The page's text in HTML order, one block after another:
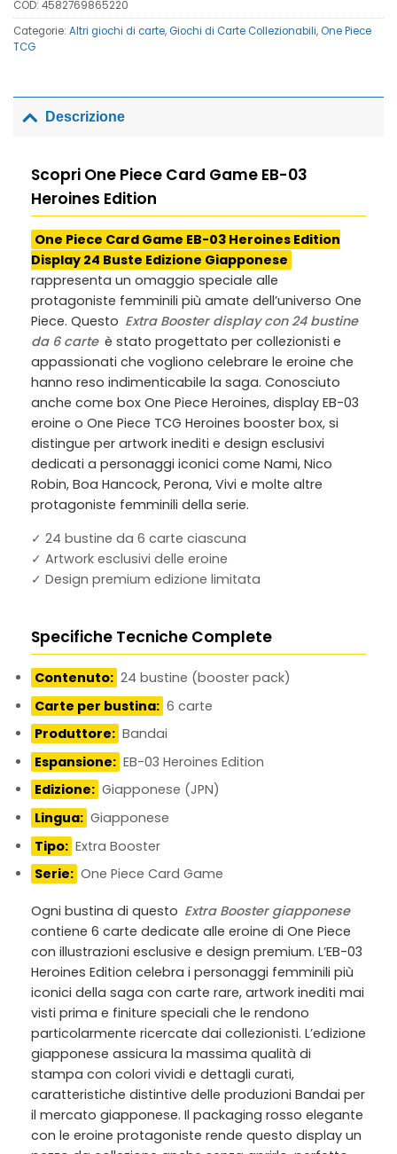
COD: 4582769865220
Categorie: Altri giochi di carte, Giochi di Carte Collezionabili, One Piece
TCG
Descrizione
Scopri One Piece Card Game EB-03
Heroines Edition
One Piece Card Game EB-03 Heroines Edition
Display 24 Buste Edizione Giapponese
rappresenta un omaggio speciale alle
protagoniste femminili più amate dell’universo One
Piece. Questo Extra Booster display con 24 bustine
da 6 carte è stato progettato per collezionisti e
appassionati che vogliono celebrare le eroine che
hanno reso indimenticabile la saga. Conosciuto
anche come box One Piece Heroines, display EB-03
eroine o One Piece TCG Heroines booster box, si
distingue per artwork inediti e design esclusivi
dedicati a personaggi iconici come Nami, Nico
Robin, Boa Hancock, Perona, Vivi e molte altre
protagoniste femminili della serie.
✓ 24 bustine da 6 carte ciascuna
✓ Artwork esclusivi delle eroine
✓ Design premium edizione limitata
Specifiche Tecniche Complete
Contenuto: 24 bustine (booster pack)
Carte per bustina: 6 carte
Produttore: Bandai
Espansione: EB-03 Heroines Edition
Edizione: Giapponese (JPN)
Lingua: Giapponese
Tipo: Extra Booster
Serie: One Piece Card Game
Ogni bustina di questo Extra Booster giapponese
contiene 6 carte dedicate alle eroine di One Piece
con illustrazioni esclusive e design premium. L’EB-03
Heroines Edition celebra i personaggi femminili più
iconici della saga con carte rare, artwork inediti mai
visti prima e finiture speciali che le rendono
particolarmente ricercate dai collezionisti. L’edizione
giapponese assicura la massima qualità di
stampa con colori vividi e dettagli curati,
caratteristiche distintive delle produzioni Bandai per
il mercato giapponese. Il packaging rosso elegante
con le eroine protagoniste rende questo display un